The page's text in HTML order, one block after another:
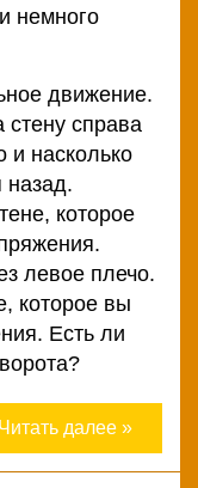
немного
движение.
стену справа
и насколько
назад.
которое
левое плечо.
которое вы
Есть ли
Читать далее »